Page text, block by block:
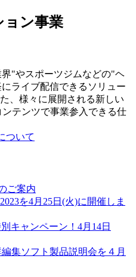
ョン事業
"やスポーツジムなどの"ヘ
ライブ配信できるソリュー
、様々に展開される新しい
テンツで事業参入できる仕
ついて
ご案内
を4月25日(火)に開催しま
キャンペーン！4月14日
集ソフト製品説明会を４月